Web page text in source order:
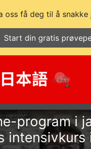
program i
intensivkurs
oss få deg til å snakke
Start din gratis